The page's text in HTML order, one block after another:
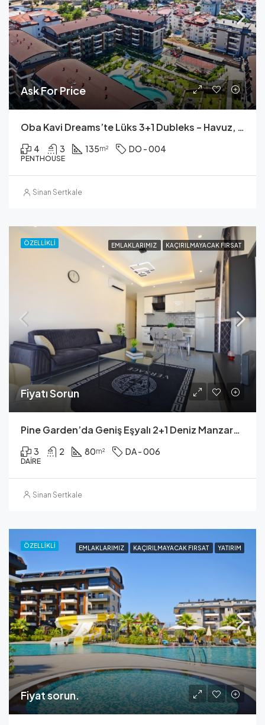
Ask For Price
Oba Kavi Dreams’te Lüks 3+1 Dubleks – Havuz, Sauna, Fitness Ve Daha Fazlası!
4 3 135m² DO - 004
PENTHOUSE
Sinan Sertkale
ÖZELLIKLI EMLAKLARIMIZ KAÇIRILMAYACAK FIRSAT
Fiyatı Sorun
Pine Garden’da Geniş Eşyalı 2+1 Deniz Manzaralı Daire
3 2 80m² DA - 006
DAIRE
Sinan Sertkale
ÖZELLIKLI EMLAKLARIMIZ KAÇIRILMAYACAK FIRSAT YATIRIM
Fiyat sorun.